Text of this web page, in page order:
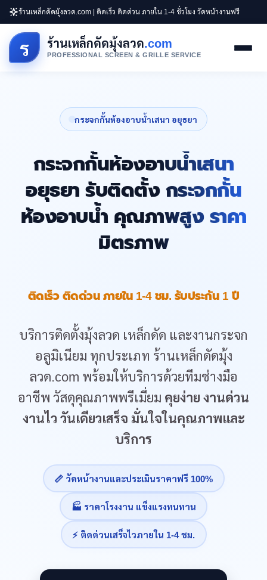
ร้านเหล็กดัดมุ้งลวด.com | ติดเร็ว ติดด่วน ภายใน 1-4 ชั่วโมง วัดหน้างานฟรี
ร ร้านเหล็กดัดมุ้งลวด.com
PROFESSIONAL SCREEN & GRILLE SERVICE
กระจกกั้นห้องอาบน้ำเสนา อยุธยา
กระจกกั้นห้องอาบน้ำเสนา
อยุธยา รับติดตั้ง กระจกกั้น
ห้องอาบน้ำ คุณภาพสูง ราคา
มิตรภาพ
ติดเร็ว ติดด่วน ภายใน 1-4 ชม. รับประกัน 1 ปี
บริการติดตั้งมุ้งลวด เหล็กดัด และงานกระจก
อลูมิเนียม ทุกประเภท ร้านเหล็กดัดมุ้ง
ลวด.com พร้อมให้บริการด้วยทีมช่างมือ
อาชีพ วัสดุคุณภาพพรีเมี่ยม คุยง่าย งานด่วน
งานไว วันเดียวเสร็จ มั่นใจในคุณภาพและ
บริการ
📏 วัดหน้างานและประเมินราคาฟรี 100%
🏭 ราคาโรงงาน แข็งแรงทนทาน
⚡ ติดด่วนเสร็จไวภายใน 1-4 ชม.